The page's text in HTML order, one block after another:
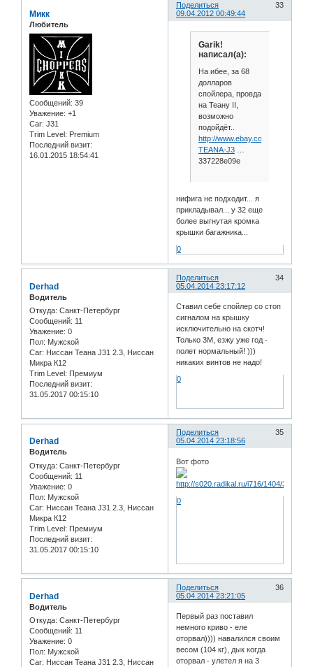
Поделиться
33
09.04.2012 00:49:44
Микк
Любитель
Сообщений: 39
Уважение: +1
Car: J31
Trim Level: Premium
Последний визит:
16.01.2015 18:54:41
Garik!
написал(а):
На ибее, за 68
долларов
спойлера, провда
на Теану II,
возможно
подойдёт..
http://www.ebay.com/itm/NISSAN-
TEANA-J3…
337228e09e
нифига не подходит... я
прикладывал... у 32 еще
более выгнутая кромка
крышки багажника...
0
Поделиться
34
05.04.2014 23:17:12
Derhad
Водитель
Откуда: Санкт-Петербург
Сообщений: 11
Уважение: 0
Пол: Мужской
Car: Ниссан Теана J31 2.3, Ниссан
Микра К12
Trim Level: Премиум
Последний визит:
31.05.2017 00:15:10
Ставил себе спойлер со стоп
сигналом на крышку
исключительно на скотч!
Только 3М, езжу уже год -
полет нормальный! )))
никаких винтов не надо!
0
Поделиться
35
05.04.2014 23:18:56
Derhad
Водитель
Откуда: Санкт-Петербург
Сообщений: 11
Уважение: 0
Пол: Мужской
Car: Ниссан Теана J31 2.3, Ниссан
Микра К12
Trim Level: Премиум
Последний визит:
31.05.2017 00:15:10
Вот фото
0
Поделиться
36
05.04.2014 23:21:05
Derhad
Водитель
Откуда: Санкт-Петербург
Сообщений: 11
Уважение: 0
Пол: Мужской
Car: Ниссан Теана J31 2.3, Ниссан
Первый раз поставил
немного криво - еле
оторвал)))) навалился своим
весом (104 кг), дык когда
оторвал - улетел я на 3